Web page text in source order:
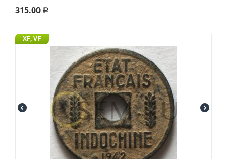
315.00 Р
XF, VF